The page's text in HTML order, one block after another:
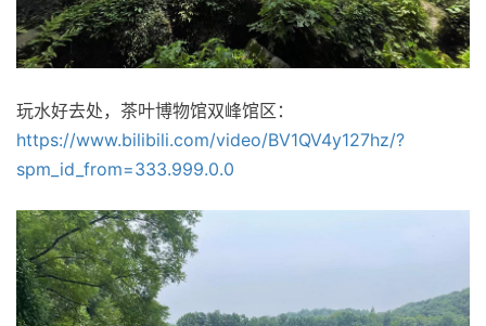
玩水好去处，茶叶博物馆双峰馆区：
https://www.bilibili.com/video/BV1QV4y127hz/?
spm_id_from=333.999.0.0